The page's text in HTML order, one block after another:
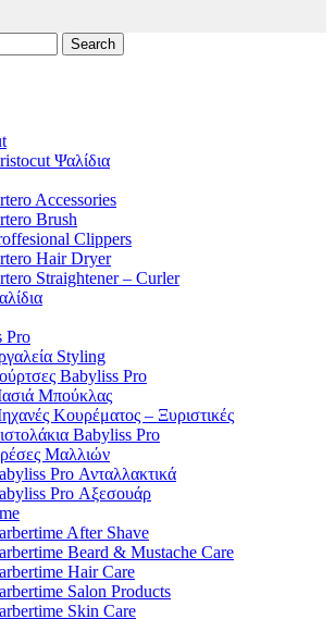
Search
Ψαλίδια
Accessories
Brush
Clippers
Hair Dryer
Straightener – Curler
Pro
Styling
Babyliss Pro
Μπούκλας
Κουρέματος – Ξυριστικές
Babyliss Pro
Μαλλιών
Pro Ανταλλακτικά
Pro Αξεσουάρ
After Shave
Beard & Mustache Care
Hair Care
Salon Products
Skin Care